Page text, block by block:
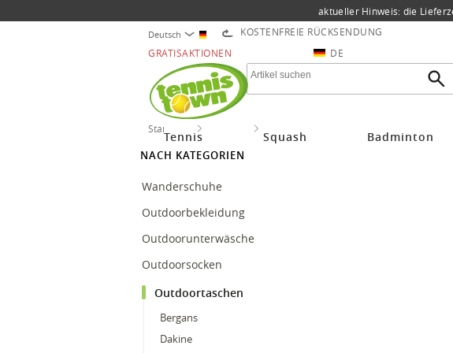
aktueller Hinweis: die
Deutsch KOSTENFREIE RÜCKSENDUNG
GRATISAKTIONEN
DE
Tennis Squash Badminton
Startseite
NACH KATEGORIEN
Wanderschuhe
Outdoorbekleidung
Outdoorunterwäsche
Outdoorsocken
Outdoortaschen
Bergans
Dakine